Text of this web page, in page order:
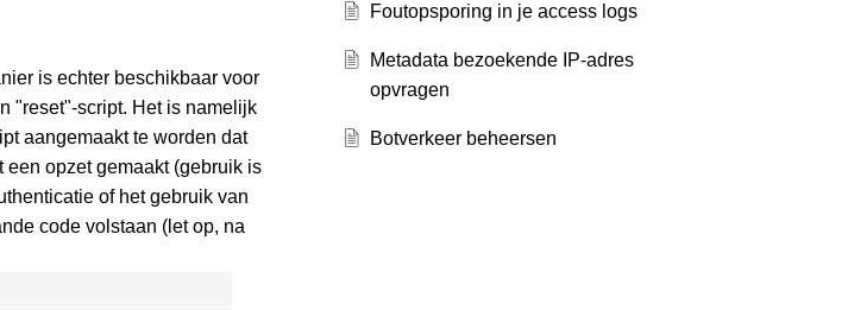
is echter beschikbaar voor
"reset"-script. Het is namelijk
aangemaakt te worden dat
opzet gemaakt (gebruik is
of het gebruik van
code volstaan (let op, na
Foutopsporing in je access logs
Metadata bezoekende IP-adres
opvragen
Botverkeer beheersen